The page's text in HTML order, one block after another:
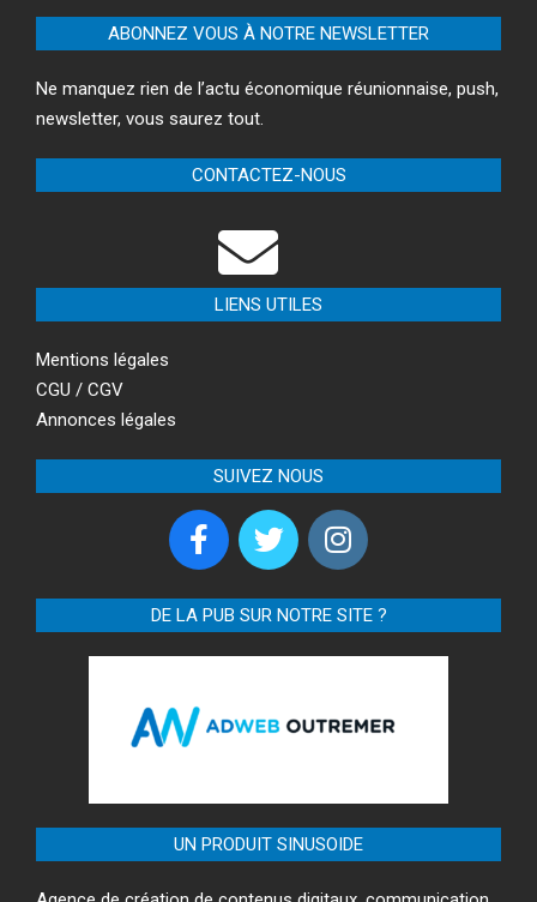
ABONNEZ VOUS À NOTRE NEWSLETTER
Ne manquez rien de l’actu économique réunionnaise, push,
newsletter, vous saurez tout.
CONTACTEZ-NOUS
LIENS UTILES
Mentions légales
CGU / CGV
Annonces légales
SUIVEZ NOUS
DE LA PUB SUR NOTRE SITE ?
UN PRODUIT SINUSOIDE